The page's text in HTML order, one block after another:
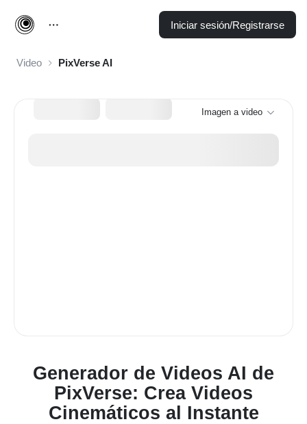
Iniciar sesión/Registrarse
Video PixVerse AI
Generador de Videos AI de
PixVerse: Crea Videos
Cinemáticos al Instante
Imagen a video